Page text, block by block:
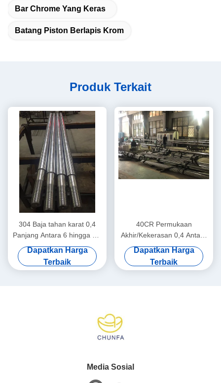
Bar Chrome Yang Keras
Batang Piston Berlapis Krom
Produk Terkait
304 Baja tahan karat 0,4
Panjang Antara 6 hingga 8,1
Meter Mesin Teknik Batang
Piston Chrome
Dapatkan Harga
Terbaik
40CR Permukaan
Akhir/Kekerasan 0,4 Antara
50-55 derajat Chrome Piston
Rod Perangkat Medis
Dapatkan Harga
Terbaik
Media Sosial